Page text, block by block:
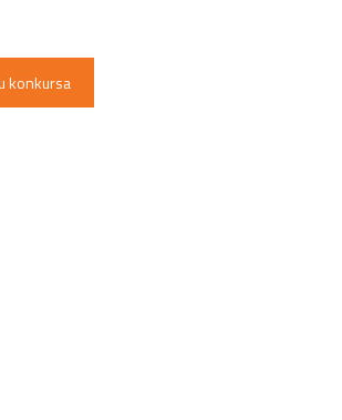
konkursa